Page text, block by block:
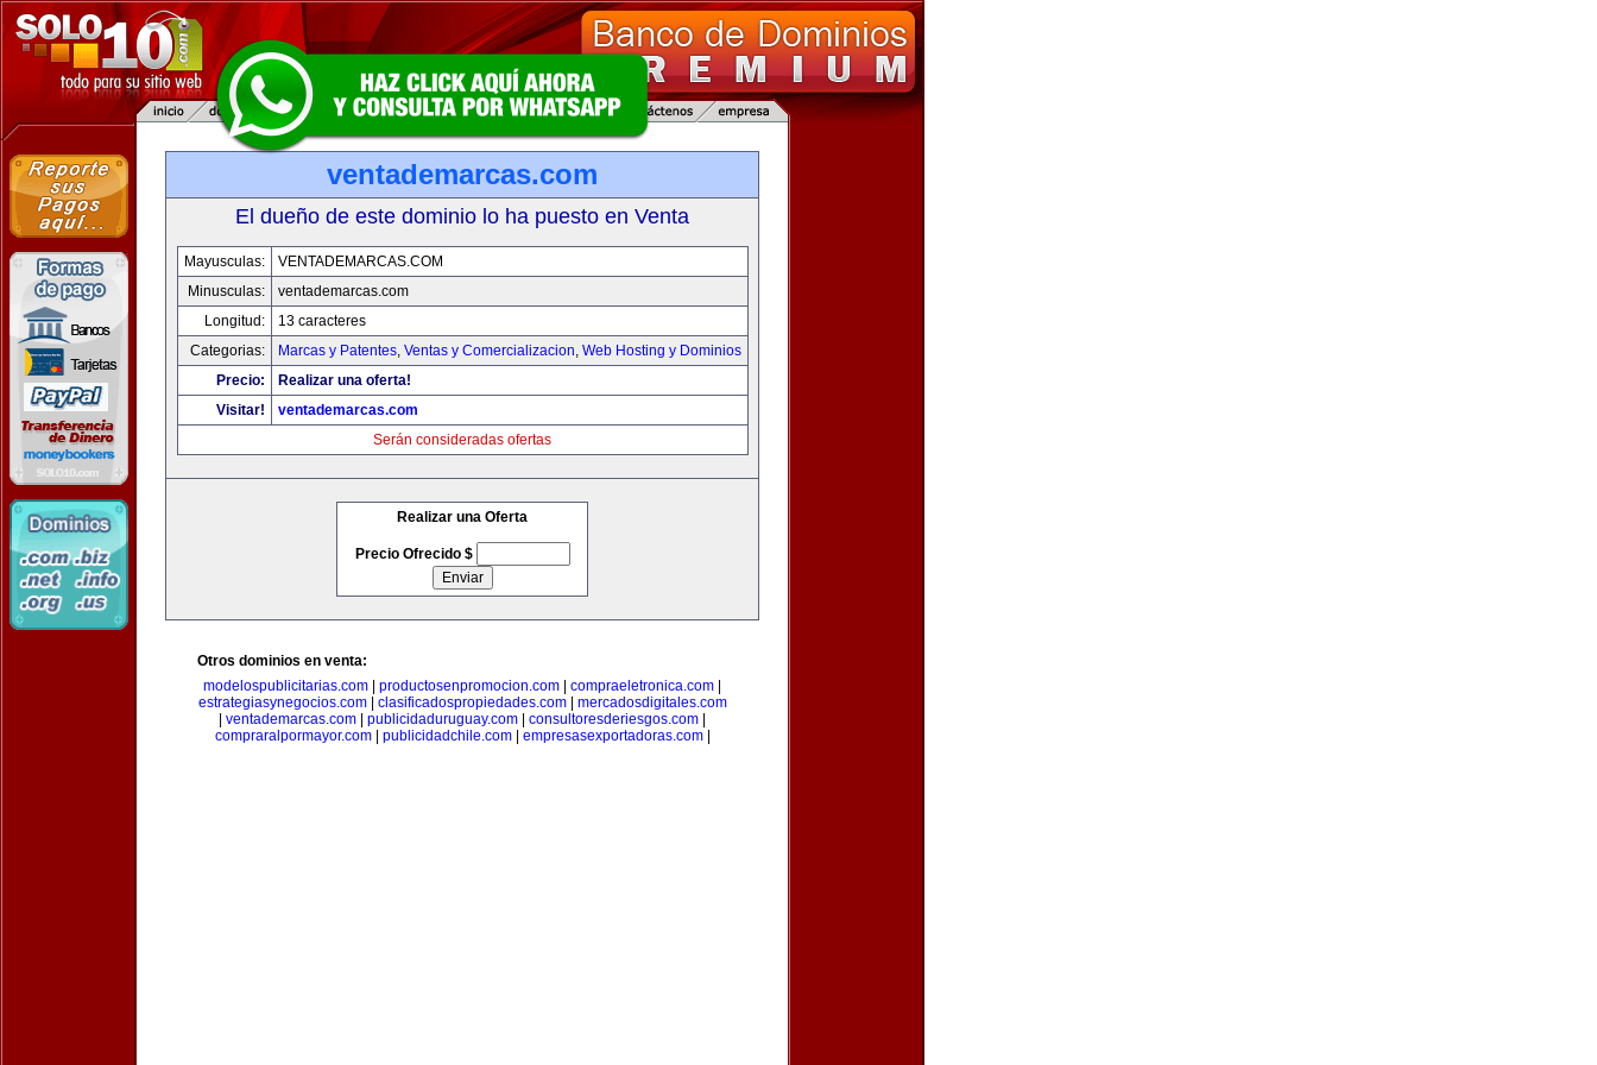
ventademarcas.com
El dueño de este dominio lo ha puesto en Venta
Mayusculas:
VENTADEMARCAS.COM
Minusculas:
ventademarcas.com
Longitud:
13 caracteres
Categorias:
Marcas y Patentes, Ventas y Comercializacion, Web Hosting y Dominios
Precio:
Realizar una oferta!
Visitar!
ventademarcas.com
Serán consideradas ofertas
Realizar una Oferta
Precio Ofrecido $
Otros dominios en venta:
modelospublicitarias.com
productosenpromocion.com compraeletronica.com
estrategiasynegocios.com| clasificadospropiedades.com| mercadosdigitales.com
ventademarcas.com publicidaduruguay.com consultoresderiesgos.com
compraralpormayor.com| publicidadchile.com| empresasexportadoras.com|